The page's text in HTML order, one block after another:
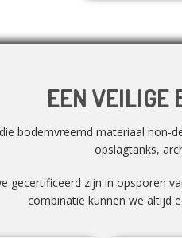
EEN VEILIGE
bodemvreemd materiaal
opslagtanks,
gecertificeerd zijn in opsporen
combinatie kunnen we altijd